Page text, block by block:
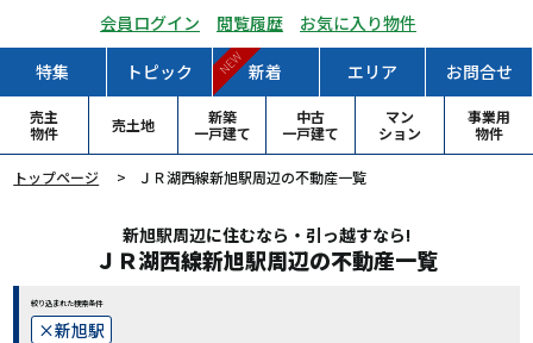
会員ログイン 閲覧履歴 お気に入り物件
特集 トピック 新着
NEW エリア お問合せ
売主
物件
売土地
新築
一戸建て
中古
一戸建て
マン
ション
事業用
物件
トップページ ＪＲ湖西線新旭駅周辺の不動産一覧
新旭駅周辺に住むなら・引っ越すなら!
ＪＲ湖西線新旭駅周辺の不動産一覧
絞り込まれた検索条件
新旭駅